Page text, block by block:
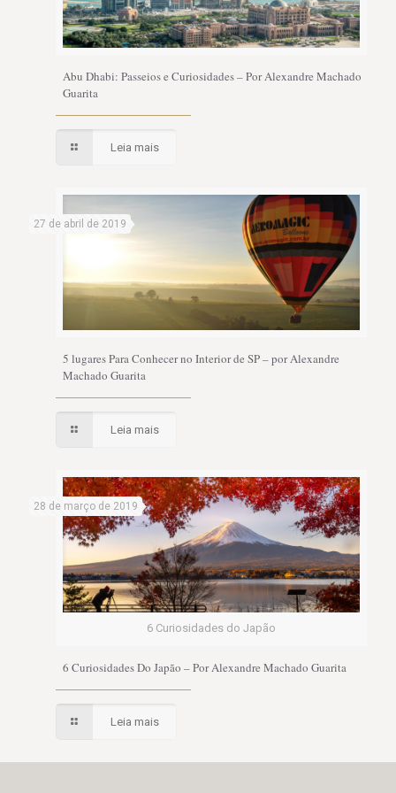
Abu Dhabi: Passeios e Curiosidades – Por Alexandre Machado
Guarita
Leia mais
27 de abril de 2019
5 lugares Para Conhecer no Interior de SP – por Alexandre
Machado Guarita
Leia mais
6 Curiosidades do Japão
28 de março de 2019
6 Curiosidades Do Japão – Por Alexandre Machado Guarita
Leia mais